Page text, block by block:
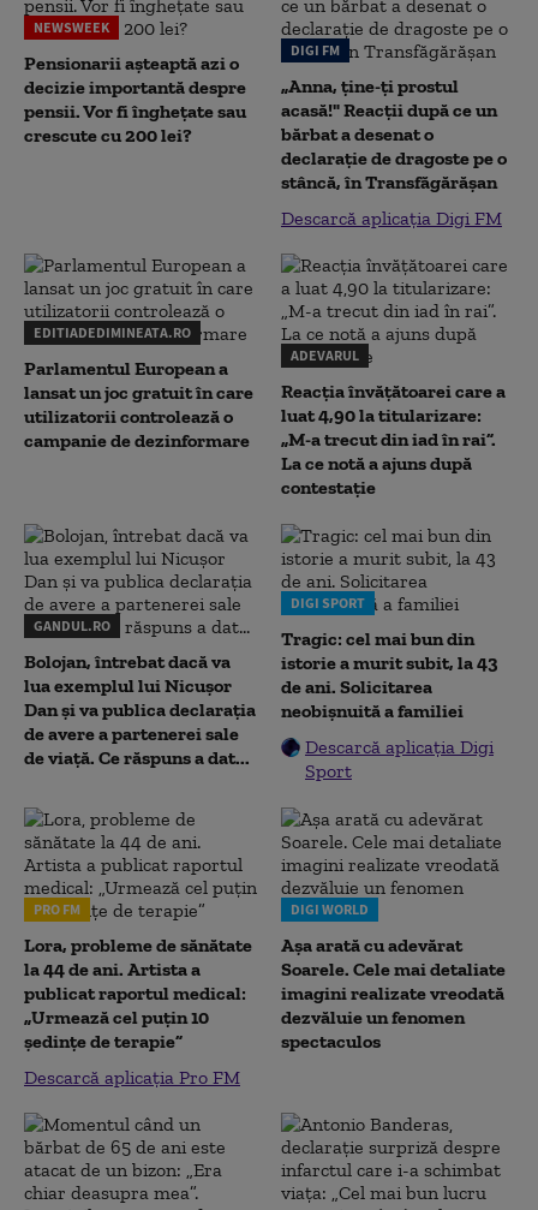
NEWSWEEK
Pensionarii așteaptă azi o
decizie importantă despre
pensii. Vor fi înghețate sau
crescute cu 200 lei?
DIGI FM
„Anna, ţine-ţi prostul
acasă!" Reacţii după ce un
bărbat a desenat o
declaraţie de dragoste pe o
stâncă, în Transfăgărăşan
Descarcă aplicația Digi FM
EDITIADEDIMINEATA.RO
Parlamentul European a
lansat un joc gratuit în care
utilizatorii controlează o
campanie de dezinformare
ADEVARUL
Reacția învățătoarei care a
luat 4,90 la titularizare:
„M-a trecut din iad în rai”.
La ce notă a ajuns după
contestație
GANDUL.RO
Bolojan, întrebat dacă va
lua exemplul lui Nicușor
Dan și va publica declarația
de avere a partenerei sale
de viață. Ce răspuns a dat...
DIGI SPORT
Tragic: cel mai bun din
istorie a murit subit, la 43
de ani. Solicitarea
neobișnuită a familiei
Descarcă aplicația Digi
Sport
PRO FM
Lora, probleme de sănătate
la 44 de ani. Artista a
publicat raportul medical:
„Urmează cel puțin 10
ședințe de terapie”
Descarcă aplicația Pro FM
DIGI WORLD
Așa arată cu adevărat
Soarele. Cele mai detaliate
imagini realizate vreodată
dezvăluie un fenomen
spectaculos